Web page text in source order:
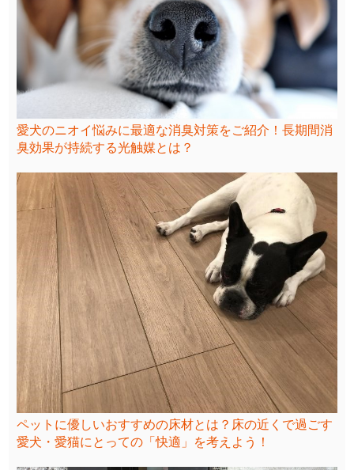
愛犬のニオイ悩みに最適な消臭対策をご紹介！長期間消
臭効果が持続する光触媒とは？
ペットに優しいおすすめの床材とは？床の近くで過ごす
愛犬・愛猫にとっての「快適」を考えよう！